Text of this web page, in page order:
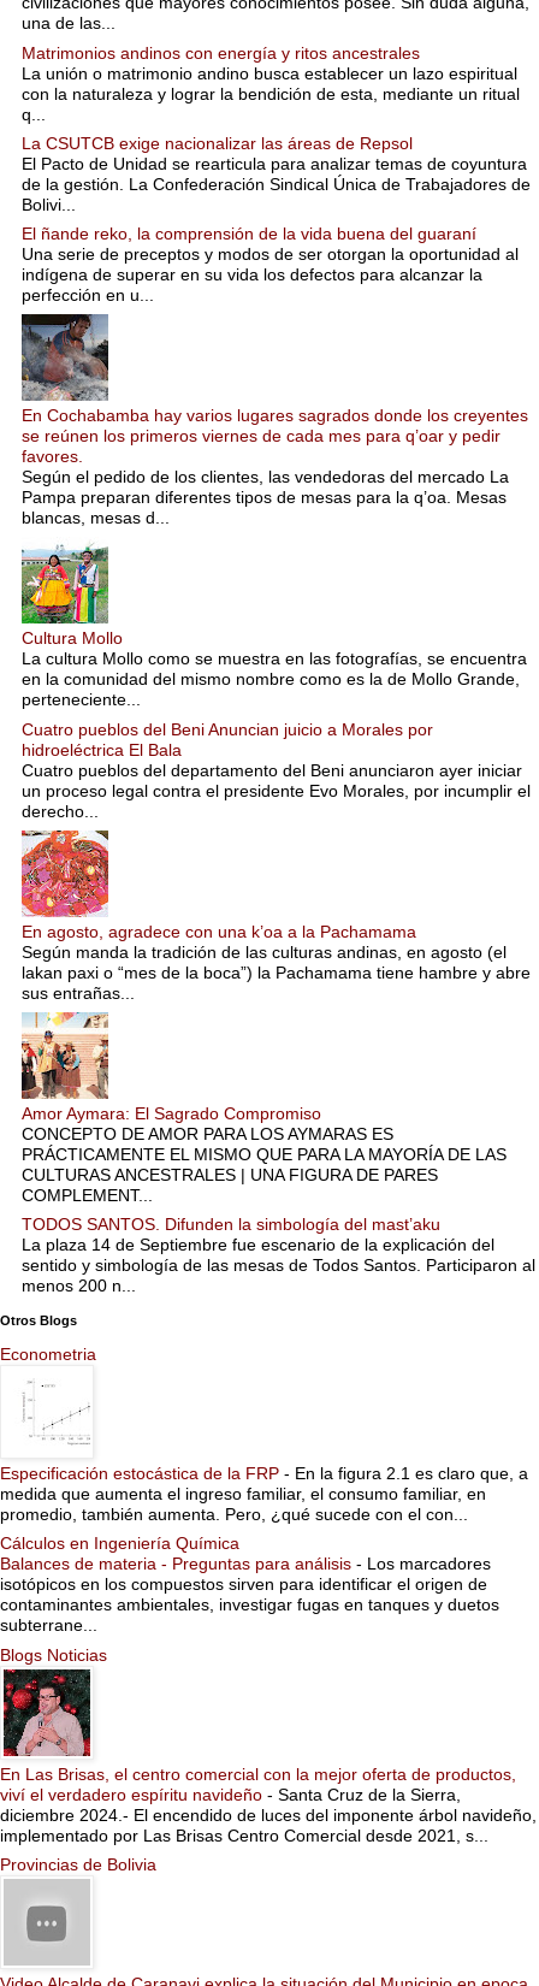
una de las...
Matrimonios andinos con energía y ritos ancestrales
La unión o matrimonio andino busca establecer un lazo espiritual
con la naturaleza y lograr la bendición de esta, mediante un ritual
q...
La CSUTCB exige nacionalizar las áreas de Repsol
El Pacto de Unidad se rearticula para analizar temas de coyuntura
de la gestión. La Confederación Sindical Única de Trabajadores de
Bolivi...
El ñande reko, la comprensión de la vida buena del guaraní
Una serie de preceptos y modos de ser otorgan la oportunidad al
indígena de superar en su vida los defectos para alcanzar la
perfección en u...
En Cochabamba hay varios lugares sagrados donde los creyentes
se reúnen los primeros viernes de cada mes para q’oar y pedir
favores.
Según el pedido de los clientes, las vendedoras del mercado La
Pampa preparan diferentes tipos de mesas para la q’oa. Mesas
blancas, mesas d...
Cultura Mollo
La cultura Mollo como se muestra en las fotografías, se encuentra
en la comunidad del mismo nombre como es la de Mollo Grande,
perteneciente...
Cuatro pueblos del Beni Anuncian juicio a Morales por
hidroeléctrica El Bala
Cuatro pueblos del departamento del Beni anunciaron ayer iniciar
un proceso legal contra el presidente Evo Morales, por incumplir el
derecho...
En agosto, agradece con una k’oa a la Pachamama
Según manda la tradición de las culturas andinas, en agosto (el
lakan paxi o “mes de la boca”) la Pachamama tiene hambre y abre
sus entrañas...
Amor Aymara: El Sagrado Compromiso
CONCEPTO DE AMOR PARA LOS AYMARAS ES
PRÁCTICAMENTE EL MISMO QUE PARA LA MAYORÍA DE LAS
CULTURAS ANCESTRALES | UNA FIGURA DE PARES
COMPLEMENT...
TODOS SANTOS. Difunden la simbología del mast’aku
La plaza 14 de Septiembre fue escenario de la explicación del
sentido y simbología de las mesas de Todos Santos. Participaron al
menos 200 n...
Otros Blogs
Econometria
Especificación estocástica de la FRP - En la figura 2.1 es claro que, a
medida que aumenta el ingreso familiar, el consumo familiar, en
promedio, también aumenta. Pero, ¿qué sucede con el con...
Cálculos en Ingeniería Química
Balances de materia - Preguntas para análisis - Los marcadores
isotópicos en los compuestos sirven para identificar el origen de
contaminantes ambientales, investigar fugas en tanques y duetos
subterrane...
Blogs Noticias
En Las Brisas, el centro comercial con la mejor oferta de productos,
viví el verdadero espíritu navideño - Santa Cruz de la Sierra,
diciembre 2024.- El encendido de luces del imponente árbol navideño,
implementado por Las Brisas Centro Comercial desde 2021, s...
Provincias de Bolivia